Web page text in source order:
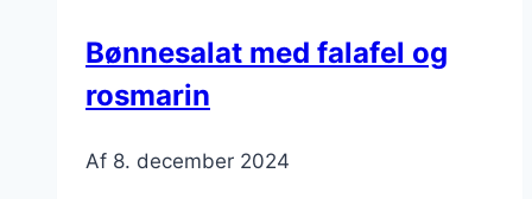
Bønnesalat med falafel og
rosmarin
Af 8. december 2024